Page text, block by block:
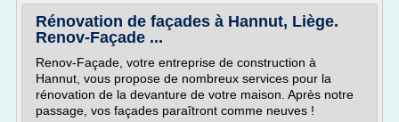
Rénovation de façades à Hannut, Liège.
Renov-Façade ...
Renov-Façade, votre entreprise de construction à
Hannut, vous propose de nombreux services pour la
rénovation de la devanture de votre maison. Après notre
passage, vos façades paraîtront comme neuves !